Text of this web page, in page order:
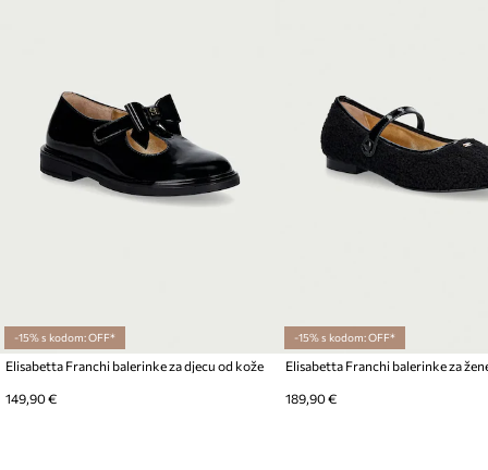
-15% s kodom: OFF*
Elisabetta Franchi balerinke za djecu od kože
149,90 €
-15% s kodom: OFF*
Elisabetta Franchi balerinke za
189,90 €